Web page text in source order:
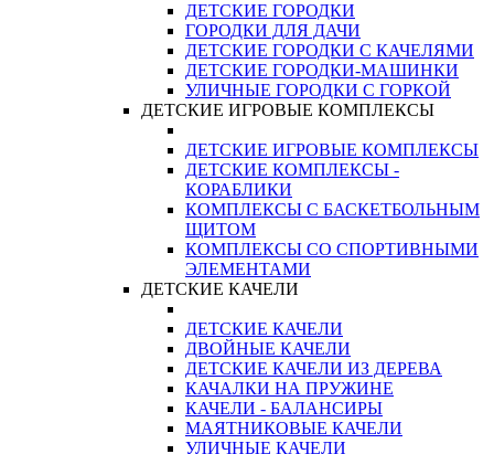
ДЕТСКИЕ ГОРОДКИ
ГОРОДКИ ДЛЯ ДАЧИ
ДЕТСКИЕ ГОРОДКИ С КАЧЕЛЯМИ
ДЕТСКИЕ ГОРОДКИ-МАШИНКИ
УЛИЧНЫЕ ГОРОДКИ С ГОРКОЙ
ДЕТСКИЕ ИГРОВЫЕ КОМПЛЕКСЫ
ДЕТСКИЕ ИГРОВЫЕ КОМПЛЕКСЫ
ДЕТСКИЕ КОМПЛЕКСЫ -
КОРАБЛИКИ
КОМПЛЕКСЫ С БАСКЕТБОЛЬНЫМ
ЩИТОМ
КОМПЛЕКСЫ СО СПОРТИВНЫМИ
ЭЛЕМЕНТАМИ
ДЕТСКИЕ КАЧЕЛИ
ДЕТСКИЕ КАЧЕЛИ
ДВОЙНЫЕ КАЧЕЛИ
ДЕТСКИЕ КАЧЕЛИ ИЗ ДЕРЕВА
КАЧАЛКИ НА ПРУЖИНЕ
КАЧЕЛИ - БАЛАНСИРЫ
МАЯТНИКОВЫЕ КАЧЕЛИ
УЛИЧНЫЕ КАЧЕЛИ